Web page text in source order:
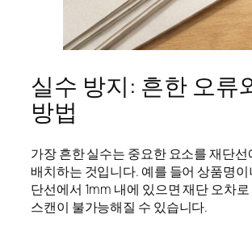
실수 방지: 흔한 오류
방법
가장 흔한 실수는 중요한 요소를 재단선
배치하는 것입니다. 예를 들어 상품명
단선에서 1mm 내에 있으면 재단 오차
스캔이 불가능해질 수 있습니다.